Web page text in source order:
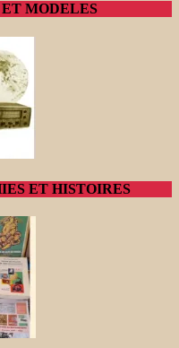
MODELES
ET HISTOIRES